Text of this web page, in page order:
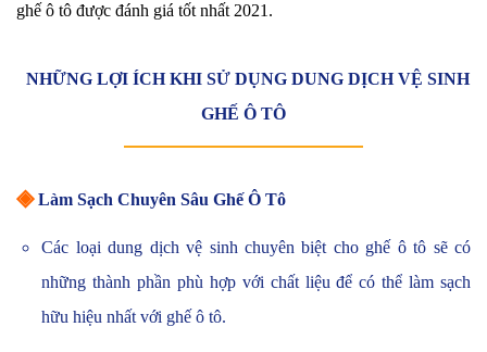
ghế ô tô được đánh giá tốt nhất 2021.
NHỮNG LỢI ÍCH KHI SỬ DỤNG DUNG DỊCH VỆ SINH
GHẾ Ô TÔ
◈ Làm Sạch Chuyên Sâu Ghế Ô Tô
Các loại dung dịch vệ sinh chuyên biệt cho ghế ô tô sẽ có
những thành phần phù hợp với chất liệu để có thể làm sạch
hữu hiệu nhất với ghế ô tô.